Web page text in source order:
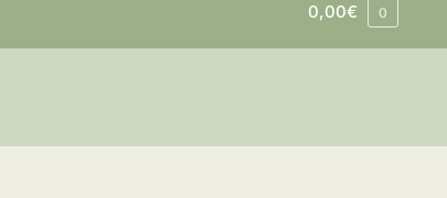
0,00€ 0